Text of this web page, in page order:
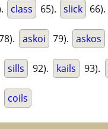
class 65). slick 66).
askoi 79). askos
sills 92). kails 93).
coils